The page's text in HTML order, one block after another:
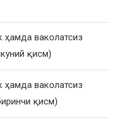
ҳамда ваколатсиз
қисм)
ҳамда ваколатсиз
қисм)